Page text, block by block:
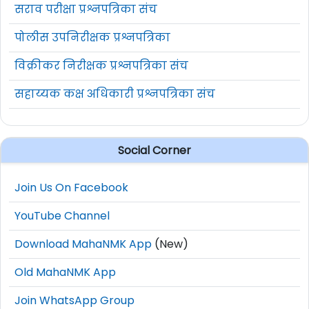
सराव परीक्षा प्रश्नपत्रिका संच
पोलीस उपनिरीक्षक प्रश्नपत्रिका
विक्रीकर निरीक्षक प्रश्नपत्रिका संच
सहाय्यक कक्ष अधिकारी प्रश्नपत्रिका संच
Social Corner
Join Us On Facebook
YouTube Channel
Download MahaNMK App (New)
Old MahaNMK App
Join WhatsApp Group